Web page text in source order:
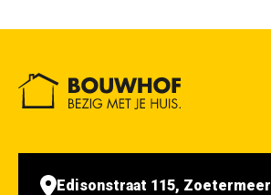
Edisonstraat 115, Zoetermeer